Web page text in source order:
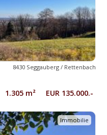
8430 Seggauberg / Rettenbach
1.305 m² EUR 135.000.-
Immobilie